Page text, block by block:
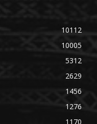
10112
10005
5312
2629
1456
1276
1170